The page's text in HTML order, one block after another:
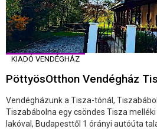
KIADÓ VENDÉGHÁZ
PöttyösOtthon Vendégház
Vendégházunk a Tisza-tónál,
Tiszabábolna egy csöndes Tisza
lakóval, Budapesttől 1 órányi autóúta